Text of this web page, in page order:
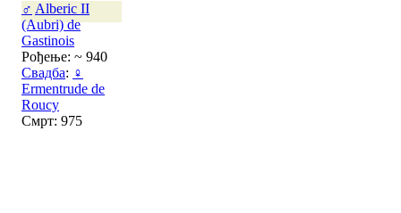
♂ Alberic II
(Aubri) de
Gastinois
Рођење: ~ 940
Свадба: ♀
Ermentrude de
Roucy
Смрт: 975